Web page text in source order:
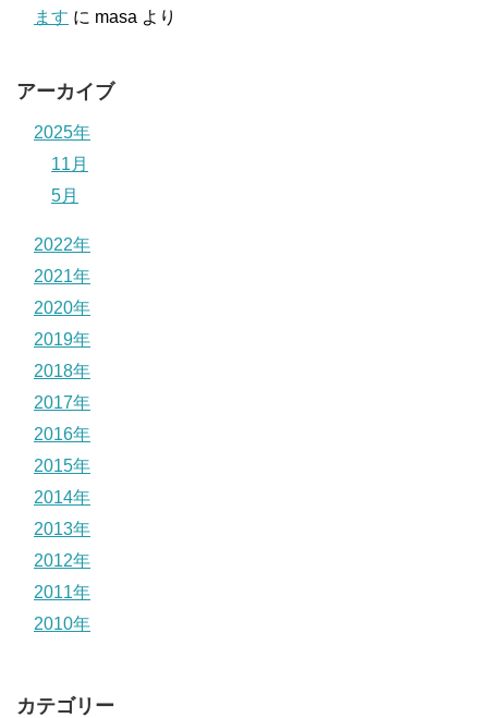
ます に masa より
アーカイブ
2025年
11月
5月
2022年
2021年
2020年
2019年
2018年
2017年
2016年
2015年
2014年
2013年
2012年
2011年
2010年
カテゴリー